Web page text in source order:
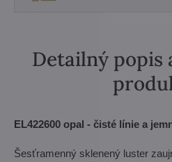
Detailný popis
EL422600 opal - čisté línie a
Šesťramenný sklenený luster